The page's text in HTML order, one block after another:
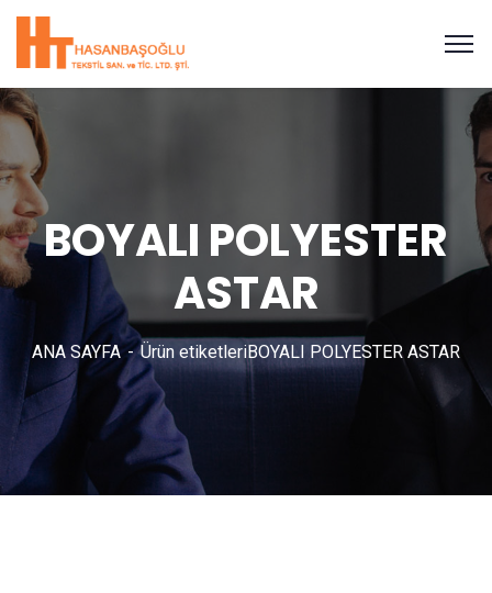
BOYALI POLYESTER
ASTAR
ANA SAYFA Ürün etiketleriBOYALI POLYESTER ASTAR